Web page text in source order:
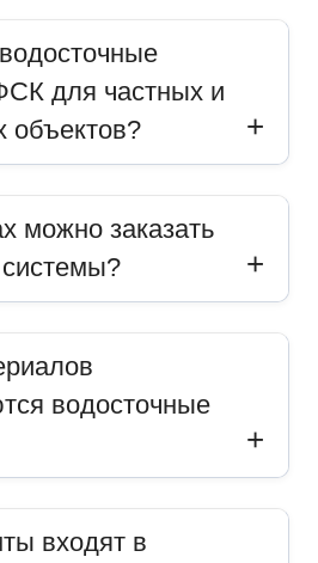
для частных и
объектов?
можно заказать
водосточные
входят в